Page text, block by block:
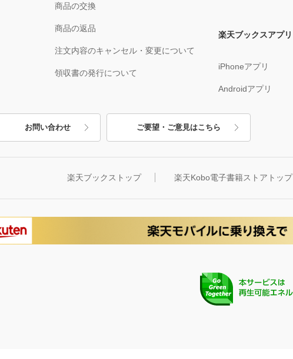
商品の交換
商品の返品
注文内容のキャンセル・変更について
領収書の発行について
楽天ブックスアプリ
iPhoneアプリ
Androidアプリ
お問い合わせ ご要望・ご意見はこちら
楽天ブックストップ 楽天Kobo電子書籍ストアトップ